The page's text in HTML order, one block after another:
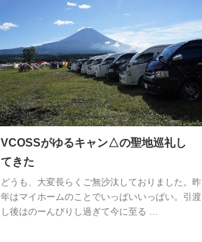
VCOSSがゆるキャン△の聖地巡礼し
てきた
どうも、大変長らくご無沙汰しておりました。昨
年はマイホームのことでいっぱいいっぱい。引渡
し後はのーんびりし過ぎて今に至る ...